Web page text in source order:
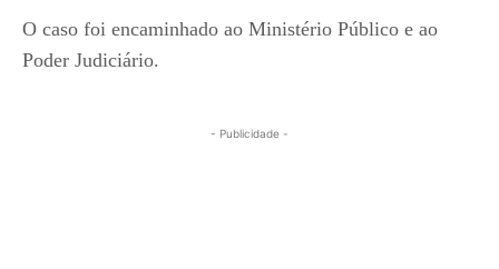
O caso foi encaminhado ao Ministério Público e ao
Poder Judiciário.
- Publicidade -